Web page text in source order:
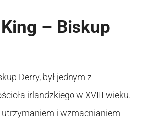
– Biskup
Derry, był jednym z
irlandzkiego w XVIII wieku.
i wzmacnianiem